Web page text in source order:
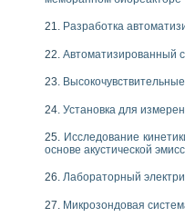
Разработка
Автоматизированный
Установка для
Исследование
основе акустической
Лабораторный
Микрозондовая